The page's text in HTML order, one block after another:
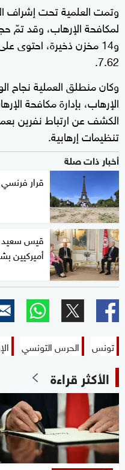
وتمت العلمية تحت إشراف
7.62.
وكان منطلق العملية نجاح
الإرهاب، بإدارة مكافحة
الكشف عن ارتباط نفرين
تنظيمات إرهابية.
أخبار ذات صلة
قرار
قيس سعيد
أميركيين
تونس الحرس التونسي
الأكثر قراءة